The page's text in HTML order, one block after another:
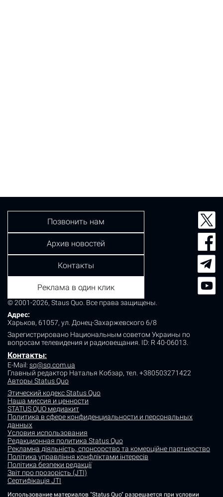
© 2001-2026, Staus Quo. Все права защищены.
Адрес:
Харьков, 61057, ул. Донец-Захаржевского 6/8
Зарегистрировано Национальным советом Украины по
вопросам телевидения и радиовещания. ID: R 40-06013.
Контакты:
E-Mail: sq@sq.com.ua
Главный редактор Наталья Кобзар, тел. +380503271422
Авторы Status Quo
Этический кодекс Status Quo
Наша миссия и ценности
STATUS QUO медиакит
Политика в сфере конфиденциальности и персональных
данных
Условия использования
Редакционная политика Status Quo
Рекламна діяльність, спонсорство та комерційне партнерство
Політика управління конфліктами інтересів
Політика безпеки редакції
Звіт про прозорість (JTI)
Сертифікація JTI
Позвонить нам
Архив новостей
Контакты
Реклама в один клик
Использование материалов "Status Quo" разрешается при условии